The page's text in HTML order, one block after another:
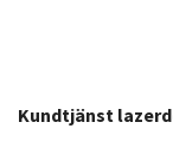
Kundtjänst